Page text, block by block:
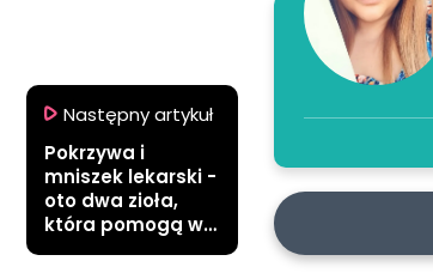
Następny artykuł
Pokrzywa i
mniszek lekarski -
oto dwa zioła,
która pomogą w